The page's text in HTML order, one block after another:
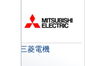
三菱電機